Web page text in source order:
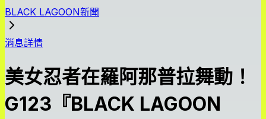
BLACK LAGOON新聞
消息詳情
美女忍者在羅阿那普拉舞動！
G123『BLACK LAGOON